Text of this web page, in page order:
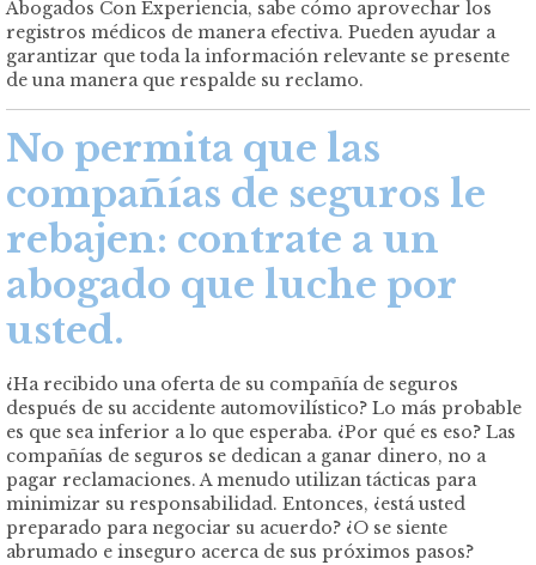
Abogados Con Experiencia, sabe cómo aprovechar los
registros médicos de manera efectiva. Pueden ayudar a
garantizar que toda la información relevante se presente
de una manera que respalde su reclamo.
No permita que las
compañías de seguros le
rebajen: contrate a un
abogado que luche por
usted.
¿Ha recibido una oferta de su compañía de seguros
después de su accidente automovilístico? Lo más probable
es que sea inferior a lo que esperaba. ¿Por qué es eso? Las
compañías de seguros se dedican a ganar dinero, no a
pagar reclamaciones. A menudo utilizan tácticas para
minimizar su responsabilidad. Entonces, ¿está usted
preparado para negociar su acuerdo? ¿O se siente
abrumado e inseguro acerca de sus próximos pasos?